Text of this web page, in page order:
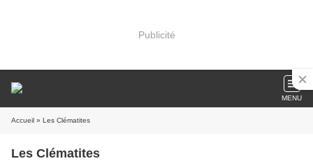
Publicité
MENU
Accueil » Les Clématites
Les Clématites